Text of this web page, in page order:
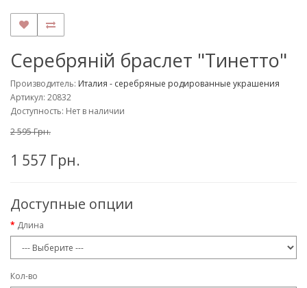
Серебряній браслет "Тинетто"
Производитель: Италия - серебряные родированные украшения
Артикул: 20832
Доступность: Нет в наличии
2 595 Грн.
1 557 Грн.
Доступные опции
Длина
Кол-во